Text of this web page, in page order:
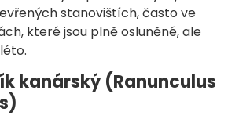
stanovištích, často ve
které jsou plně osluněné, ale
kanárský (Ranunculus